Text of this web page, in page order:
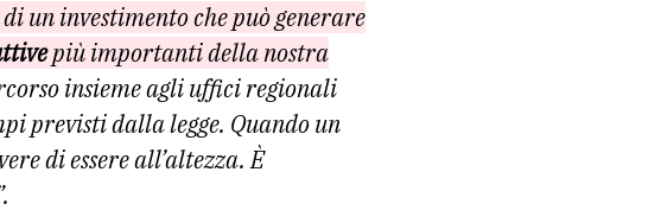
un investimento che può generare
più importanti della nostra
insieme agli uffici regionali
previsti dalla legge. Quando un
di essere all’altezza. È